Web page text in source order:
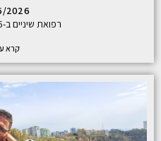
2026
רפואת שיניים ב-2026: מה חובה
קרא